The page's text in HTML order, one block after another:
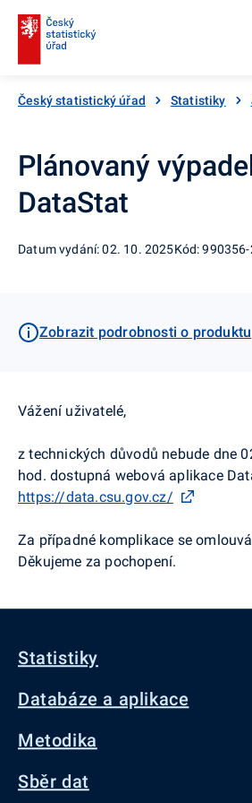
Český statistický úřad Statistiky
Plánovaný
DataStat
Datum vydání: 02. 10. 2025Kód:
Zobrazit podrobnosti o produktu
Vážení uživatelé,
z technických důvodů nebude dne
hod. dostupná webová aplikace
https://data.csu.gov.cz/
Za případné komplikace se
Děkujeme za pochopení.
Statistiky
Databáze a aplikace
Metodika
Sběr dat